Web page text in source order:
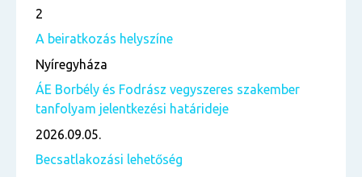
2
A beiratkozás helyszíne
Nyíregyháza
ÁE Borbély és Fodrász vegyszeres szakember
tanfolyam jelentkezési határideje
2026.09.05.
Becsatlakozási lehetőség